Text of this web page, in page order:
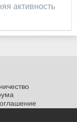
активность